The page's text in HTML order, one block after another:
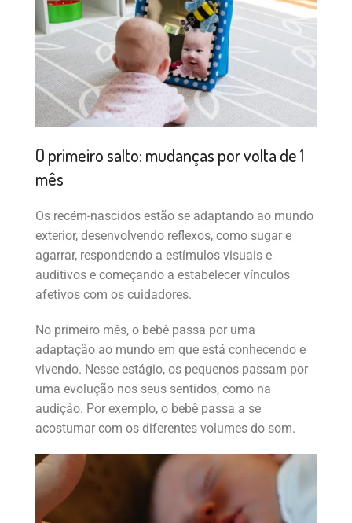
O primeiro salto: mudanças por volta de 1
mês
Os recém-nascidos estão se adaptando ao mundo
exterior, desenvolvendo reflexos, como sugar e
agarrar, respondendo a estímulos visuais e
auditivos e começando a estabelecer vínculos
afetivos com os cuidadores.
No primeiro mês, o bebê passa por uma
adaptação ao mundo em que está conhecendo e
vivendo. Nesse estágio, os pequenos passam por
uma evolução nos seus sentidos, como na
audição. Por exemplo, o bebê passa a se
acostumar com os diferentes volumes do som.